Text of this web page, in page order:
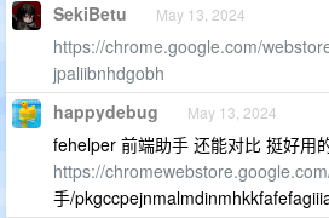
SekiBetu May 13, 2024
https://chrome.google.com/
jpaliibnhdgobh
happydebug May 13, 2024
fehelper 前端助手 还能对比 挺好用
https://
手/